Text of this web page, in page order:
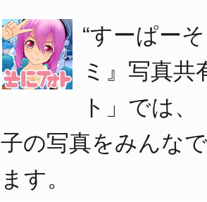
“すーぱー
ミ』写真
ト」では
子の写真をみんな
ます。